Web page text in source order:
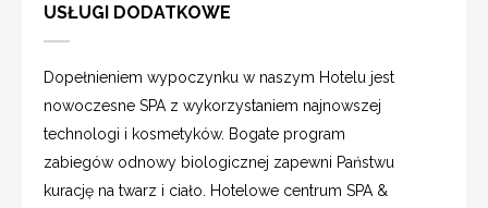
USŁUGI DODATKOWE
Dopełnieniem wypoczynku w naszym Hotelu jest
nowoczesne SPA z wykorzystaniem najnowszej
technologi i kosmetyków. Bogate program
zabiegów odnowy biologicznej zapewni Państwu
kurację na twarz i ciało. Hotelowe centrum SPA &